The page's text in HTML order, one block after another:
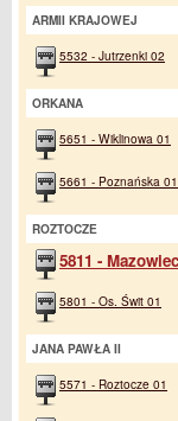
ARMII KRAJOWEJ
5532 - Jutrzenki 02
ORKANA
5651 - Wiklinowa 01
5661 - Poznańska 01
ROZTOCZE
5811 -
5801 - Os. Świt 01
JANA PAWŁA II
5571 - Roztocze 01